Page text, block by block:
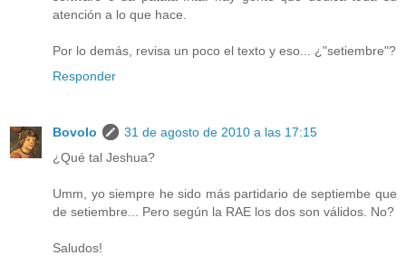
atención a lo que hace.
Por lo demás, revisa un poco el texto y eso... ¿"setiembre"?
Responder
Bovolo
31 de agosto de 2010 a las 17:15
¿Qué tal Jeshua?
Umm, yo siempre he sido más partidario de septiembe que
de setiembre... Pero según la RAE los dos son válidos. No?
Saludos!